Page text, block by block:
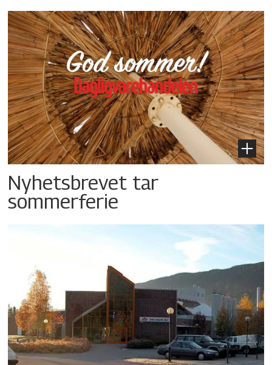
Nyhetsbrevet tar
sommerferie